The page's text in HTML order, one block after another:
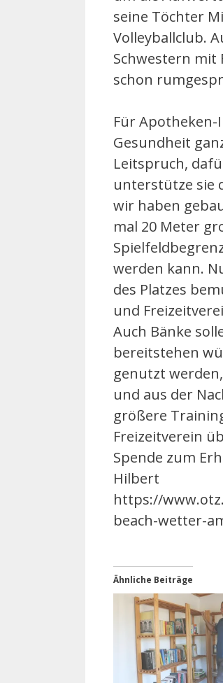
seine Töchter
Volleyballclub.
Schwestern mit
schon
Für
Gesundheit
Leitspruch,
unterstütze sie
wir haben
mal 20 Meter
werden kann.
des Platzes
und
Auch Bänke
bereitstehen
genutzt
und aus der
größere
Freizeitverein
Spende zum
Hilbert
https://
beach-wetter-
Ähnliche Beiträge